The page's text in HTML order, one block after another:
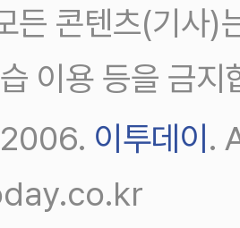
든 콘텐츠(기사)
이용 등을 금지
이투데이 .